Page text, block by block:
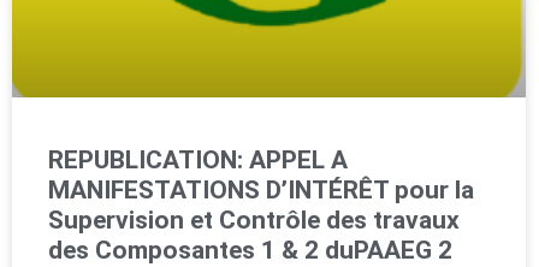
REPUBLICATION: APPEL A
MANIFESTATIONS D’INTÉRÊT pour la
Supervision et Contrôle des travaux
des Composantes 1 & 2 duPAAEG 2